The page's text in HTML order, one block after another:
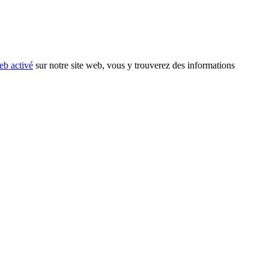
activé sur notre site web, vous y trouverez des informations